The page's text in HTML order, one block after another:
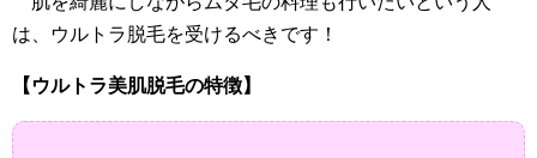
は、ウルトラ脱毛を受けるべきです！
【ウルトラ美肌脱毛の特徴】